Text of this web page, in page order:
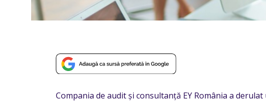
Compania de audit și consultanță EY România a